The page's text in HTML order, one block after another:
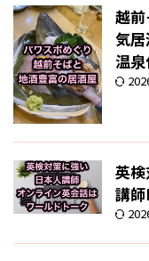
越
気
温
英
講